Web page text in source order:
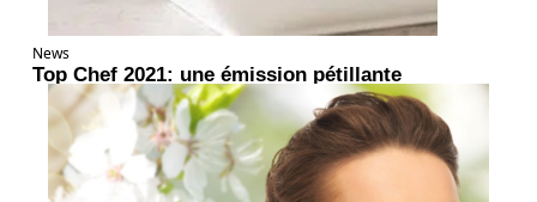
News
Top Chef 2021: une émission pétillante